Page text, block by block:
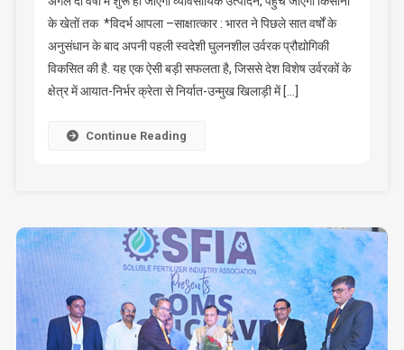
के खेतों तक *विदर्भ आपला –साक्षात्कार : भारत ने पिछले सात वर्षों के
अनुसंधान के बाद अपनी पहली स्वदेशी घुलनशील उर्वरक प्रौद्योगिकी
विकसित की है. यह एक ऐसी बड़ी सफलता है, जिससे देश विशेष उर्वरकों के
क्षेत्र में आयात-निर्भर क्रेता से निर्यात-उन्मुख खिलाड़ी में […]
Continue Reading